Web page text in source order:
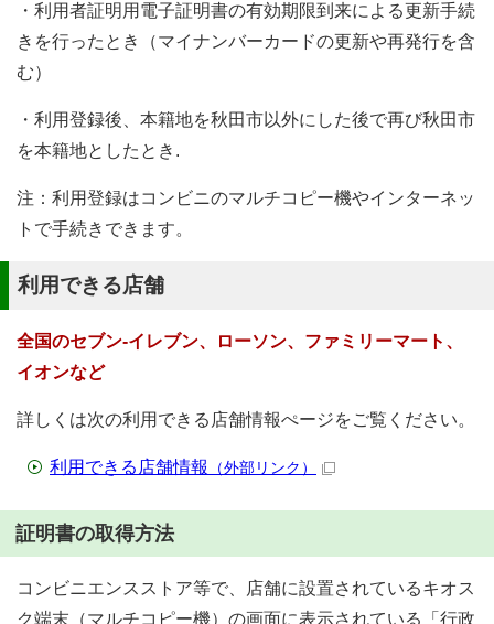
・利用者証明用電子証明書の有効期限到来による更新手続
きを行ったとき（マイナンバーカードの更新や再発行を含
む）
・利用登録後、本籍地を秋田市以外にした後で再び秋田市
を本籍地としたとき.
注：利用登録はコンビニのマルチコピー機やインターネッ
トで手続きできます。
利用できる店舗
全国のセブン-イレブン、ローソン、ファミリーマート、
イオンなど
詳しくは次の利用できる店舗情報ぺージをご覧ください。
利用できる店舗情報 （外部リンク）
証明書の取得方法
コンビニエンスストア等で、店舗に設置されているキオス
ク端末（マルチコピー機）の画面に表示されている「行政